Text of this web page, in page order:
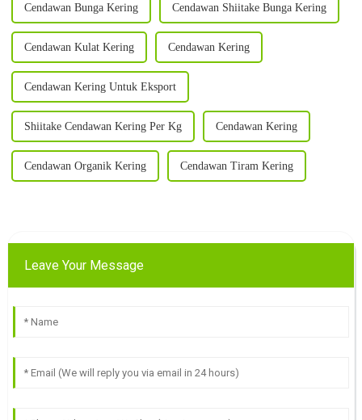
Cendawan Bunga Kering Cendawan Shiitake Bunga Kering
Cendawan Kulat Kering Cendawan Kering
Cendawan Kering Untuk Eksport
Shiitake Cendawan Kering Per Kg Cendawan Kering
Cendawan Organik Kering Cendawan Tiram Kering
Leave Your Message